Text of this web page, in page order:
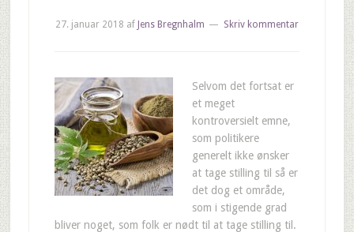
27. januar 2018 af Jens Bregnhalm Skriv kommentar
Selvom det fortsat er
et meget
kontroversielt emne,
som politikere
generelt ikke ønsker
at tage stilling til så er
det dog et område,
som i stigende grad
bliver noget, som folk er nødt til at tage stilling til.